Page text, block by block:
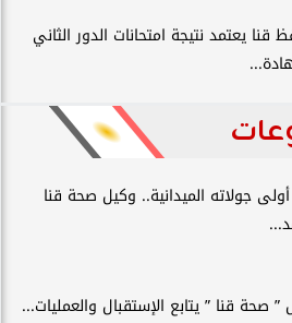
قنا يعتمد نتيجة امتحانات الدور الثاني
جولاته الميدانية.. وكيل صحة قنا
” صحة قنا ” يتابع الإستقبال والعمليات...